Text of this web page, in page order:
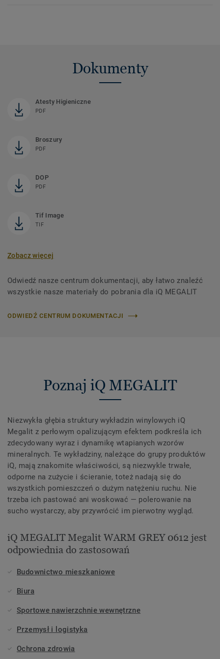
Dokumenty
Atesty Higieniczne
PDF
Broszury
PDF
DOP
PDF
Tif Image
TIF
Zobacz więcej
Odwiedź nasze centrum dokumentacji, aby łatwo znaleźć
wszystkie nasze materiały do ​​pobrania dla iQ MEGALIT
ODWIEDŹ CENTRUM DOKUMENTACJI
Poznaj iQ MEGALIT
Niezwykła głębia struktury wykładzin winylowych iQ
Megalit z perłowym opalizującym efektem podkreśla ich
zdecydowany wyraz i dynamikę wtapianych wzorów
mineralnych. Te wykładziny, należące do grupy produktów
iQ, mają znakomite właściwości, są niezwykle trwałe,
odporne na zużycie i ścieranie, toteż nadają się do
wszystkich pomieszczeń o dużym natężeniu ruchu. Nie
trzeba ich pastować ani woskować — polerowanie na
sucho wystarczy, aby przywrócić im pierwotny wygląd.
iQ MEGALIT Megalit WARM GREY 0612 jest
odpowiednia do zastosowań
Budownictwo mieszkaniowe
Biura
Sportowe nawierzchnie wewnętrzne
Przemysł i logistyka
Ochrona zdrowia